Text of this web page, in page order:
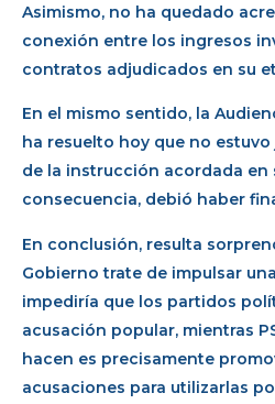
Asimismo, no ha quedado
conexión entre los ingresos
contratos adjudicados en su
En el mismo sentido, la
ha resuelto hoy que no
de la instrucción acordada en
consecuencia, debió haber
En conclusión, resulta
Gobierno trate de impulsar
impediría que los partidos
acusación popular, mientras
hacen es precisamente
acusaciones para utilizarlas